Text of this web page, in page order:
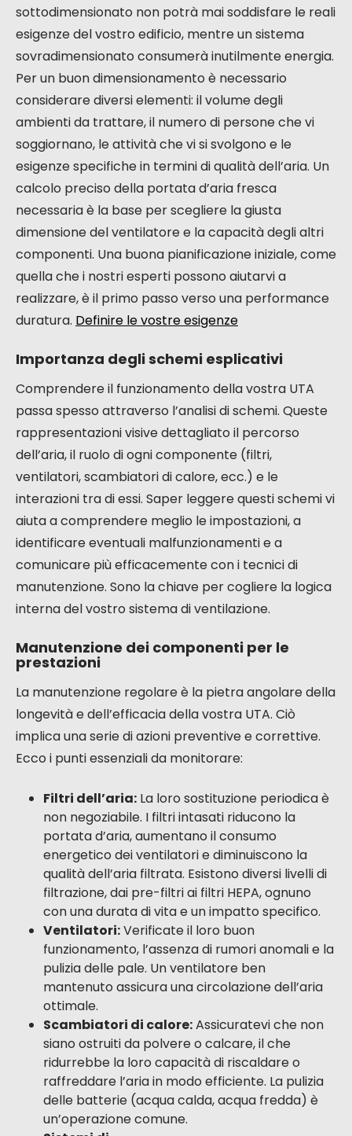
sottodimensionato non potrà mai soddisfare le reali
esigenze del vostro edificio, mentre un sistema
sovradimensionato consumerà inutilmente energia.
Per un buon dimensionamento è necessario
considerare diversi elementi: il volume degli
ambienti da trattare, il numero di persone che vi
soggiornano, le attività che vi si svolgono e le
esigenze specifiche in termini di qualità dell’aria. Un
calcolo preciso della portata d’aria fresca
necessaria è la base per scegliere la giusta
dimensione del ventilatore e la capacità degli altri
componenti. Una buona pianificazione iniziale, come
quella che i nostri esperti possono aiutarvi a
realizzare, è il primo passo verso una performance
duratura. Definire le vostre esigenze
Importanza degli schemi esplicativi
Comprendere il funzionamento della vostra UTA
passa spesso attraverso l’analisi di schemi. Queste
rappresentazioni visive dettagliato il percorso
dell’aria, il ruolo di ogni componente (filtri,
ventilatori, scambiatori di calore, ecc.) e le
interazioni tra di essi. Saper leggere questi schemi vi
aiuta a comprendere meglio le impostazioni, a
identificare eventuali malfunzionamenti e a
comunicare più efficacemente con i tecnici di
manutenzione. Sono la chiave per cogliere la logica
interna del vostro sistema di ventilazione.
Manutenzione dei componenti per le
prestazioni
La manutenzione regolare è la pietra angolare della
longevità e dell’efficacia della vostra UTA. Ciò
implica una serie di azioni preventive e correttive.
Ecco i punti essenziali da monitorare:
Filtri dell’aria: La loro sostituzione periodica è
non negoziabile. I filtri intasati riducono la
portata d’aria, aumentano il consumo
energetico dei ventilatori e diminuiscono la
qualità dell’aria filtrata. Esistono diversi livelli di
filtrazione, dai pre-filtri ai filtri HEPA, ognuno
con una durata di vita e un impatto specifico.
Ventilatori:Verificate il loro buon
funzionamento, l’assenza di rumori anomali e la
pulizia delle pale. Un ventilatore ben
mantenuto assicura una circolazione dell’aria
ottimale.
Scambiatori di calore:Assicuratevi che non
siano ostruiti da polvere o calcare, il che
ridurrebbe la loro capacità di riscaldare o
raffreddare l’aria in modo efficiente. La pulizia
delle batterie (acqua calda, acqua fredda) è
un’operazione comune.